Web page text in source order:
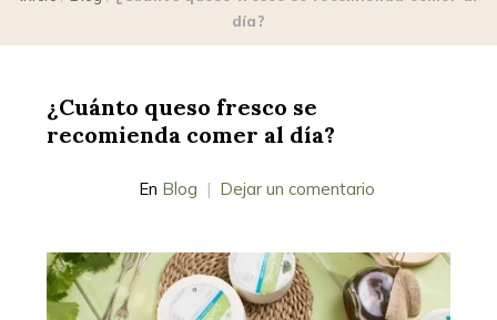
día?
¿Cuánto queso fresco se
recomienda comer al día?
En Blog Dejar un comentario